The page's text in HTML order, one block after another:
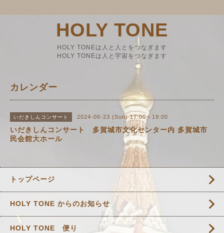
HOLY TONE
HOLY TONEは人と人とをつなぎます
HOLY TONEは人と宇宙をつなぎます
カレンダー
いだきしんコンサート 2024-06-23 (Sun) 17:00～19:00
いだきしんコンサート 多賀城市文化センター内 多賀城市
民会館大ホール
トップページ
HOLY TONE からのお知らせ
HOLY TONE 便り